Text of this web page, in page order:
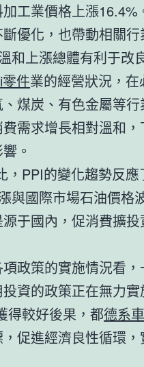
工業價格上漲
優化，也帶動相關
和上漲總體有利于改
件業的經營狀況，
、煤炭、有色金屬等
需求增長相對溫和
。
，PPI的變化趨勢反
與國際市場石油價格
于國內，促消費擴
政策的實施情況看，
資的政策正在無力
得較好後果，都德系
促進經濟良性循環